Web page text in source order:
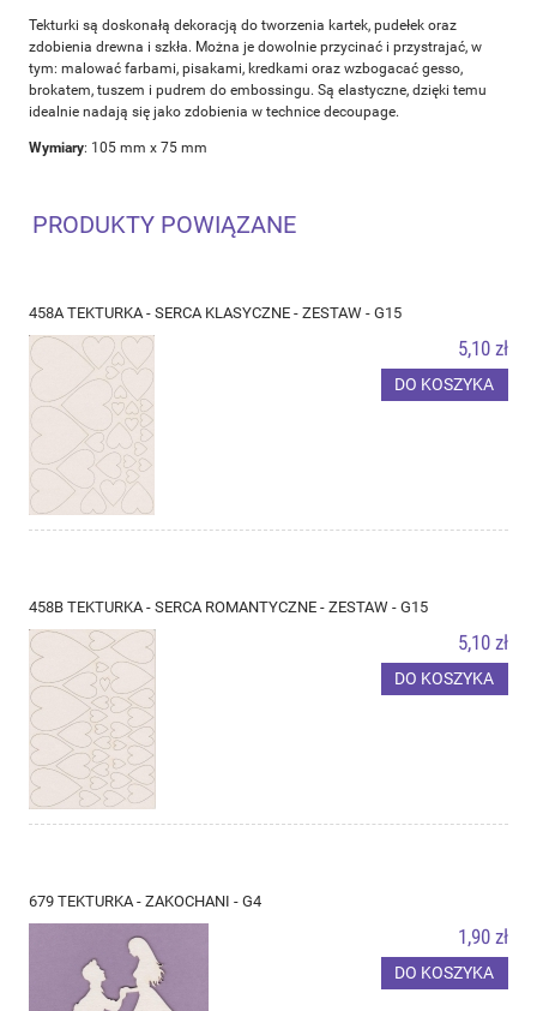
Tekturki są doskonałą dekoracją do tworzenia kartek, pudełek oraz
zdobienia drewna i szkła. Można je dowolnie przycinać i przystrajać, w
tym: malować farbami, pisakami, kredkami oraz wzbogacać gesso,
brokatem, tuszem i pudrem do embossingu. Są elastyczne, dzięki temu
idealnie nadają się jako zdobienia w technice decoupage.
Wymiary: 105 mm x 75 mm
PRODUKTY POWIĄZANE
458A TEKTURKA - SERCA KLASYCZNE - ZESTAW - G15
5,10 zł
DO KOSZYKA
458B TEKTURKA - SERCA ROMANTYCZNE - ZESTAW - G15
5,10 zł
DO KOSZYKA
679 TEKTURKA - ZAKOCHANI - G4
1,90 zł
DO KOSZYKA